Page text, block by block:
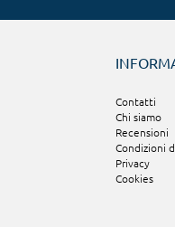
Contatti
Chi siamo
Recensioni
Condizioni
Privacy
Cookies